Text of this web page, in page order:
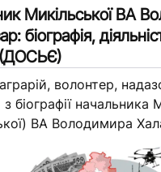
Микільської ВА
біографія,
волонтер,
біографії начальника
ВА Володимира
адміністрацію
Вільне Радіо зібрало